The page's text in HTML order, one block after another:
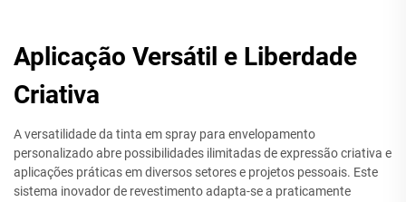
Aplicação Versátil e Liberdade
Criativa
A versatilidade da tinta em spray para envelopamento
personalizado abre possibilidades ilimitadas de expressão criativa e
aplicações práticas em diversos setores e projetos pessoais. Este
sistema inovador de revestimento adapta-se a praticamente